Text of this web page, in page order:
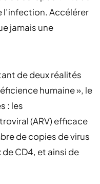
l’infection. Accélérer
jamais une
de deux réalités
humaine », le
: les
(ARV) efficace
de copies de virus
CD4, et ainsi de